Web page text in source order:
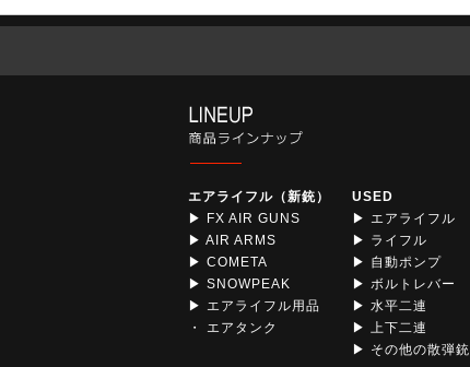
エアライフル（新銃）
▶ FX AIR GUNS
▶ AIR ARMS
▶ COMETA
▶ SNOWPEAK
▶ エアライフル用品
・ エアタンク
USED
▶ エアライフル
▶ ライフル
▶ 自動ポンプ
▶ ボルトレバー
▶ 水平二連
▶ 上下二連
▶ その他の散弾銃